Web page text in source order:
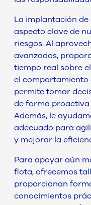
La implantación
aspecto clave de
riesgos. Al
avanzados,
tiempo real sobre
el comportamiento
permite tomar
de forma proactiva
Además, le
adecuado para
y mejorar la
Para apoyar aún
flota, ofrecemos
proporcionan
conocimientos